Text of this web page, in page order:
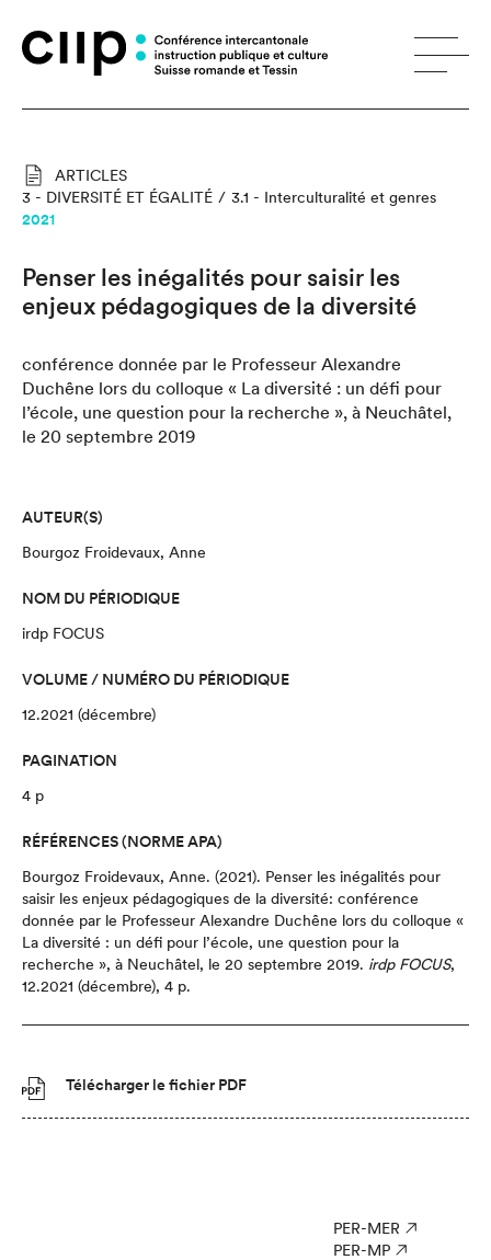
ARTICLES
3 - DIVERSITÉ ET ÉGALITÉ
3.1 - Interculturalité et genres
2021
Penser les inégalités pour saisir les
enjeux pédagogiques de la diversité
conférence donnée par le Professeur Alexandre
Duchêne lors du colloque « La diversité : un défi pour
l’école, une question pour la recherche », à Neuchâtel,
le 20 septembre 2019
AUTEUR(S)
Bourgoz Froidevaux, Anne
NOM DU PÉRIODIQUE
irdp FOCUS
VOLUME / NUMÉRO DU PÉRIODIQUE
12.2021 (décembre)
PAGINATION
4 p
RÉFÉRENCES (NORME APA)
Bourgoz Froidevaux, Anne. (2021). Penser les inégalités pour
saisir les enjeux pédagogiques de la diversité: conférence
donnée par le Professeur Alexandre Duchêne lors du colloque «
La diversité : un défi pour l’école, une question pour la
recherche », à Neuchâtel, le 20 septembre 2019. irdp FOCUS,
12.2021 (décembre), 4 p.
Télécharger le fichier PDF
PER-MER
PER-MP